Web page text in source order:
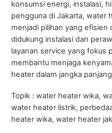
konsumsi energi, instalasi,
pengguna di Jakarta, water
menjadi pilihan yang efisien
didukung instalasi dan
layanan service yang fokus
membantu menjaga
heater dalam jangka
Topik : water heater wika,
water heater listrik,
heater wika, water heater